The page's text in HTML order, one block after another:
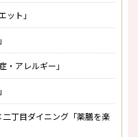
ット」
・アレルギー」
丁目ダイニング「薬膳を楽